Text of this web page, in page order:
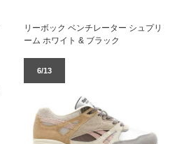
リーボック ベンチレーター シュプリ
ーム ホワイト & ブラック
6/13